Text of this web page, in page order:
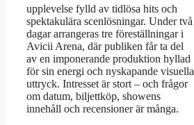
upplevelse fylld av tidlösa hits och
spektakulära scenlösningar. Under två
dagar arrangeras tre föreställningar i
Avicii Arena, där publiken får ta del
av en imponerande produktion hyllad
för sin energi och nyskapande visuella
uttryck. Intresset är stort – och frågor
om datum, biljettköp, showens
innehåll och recensioner är många.